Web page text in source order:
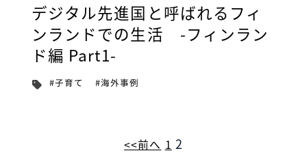
デジタル先進国と呼ばれるフィ
ンランドでの生活 -フィンラン
ド編 Part1-
#子育て #海外事例
<<前へ 1 2